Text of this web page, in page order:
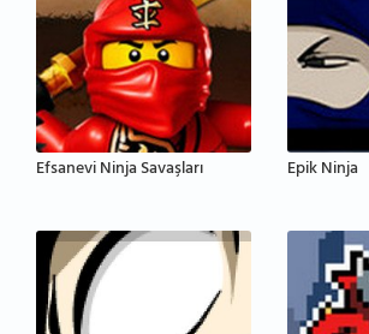
Efsanevi Ninja Savaşları Epik Ninja